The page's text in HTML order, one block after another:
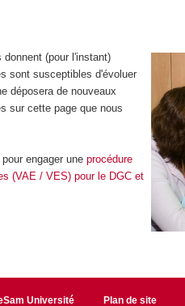
donnent (pour l'instant)
sont susceptibles d'évoluer
déposera de nouveaux
sur cette page que nous
engager uneprocédure
(VAE / VES) pour le DGC et
Université Plan de site